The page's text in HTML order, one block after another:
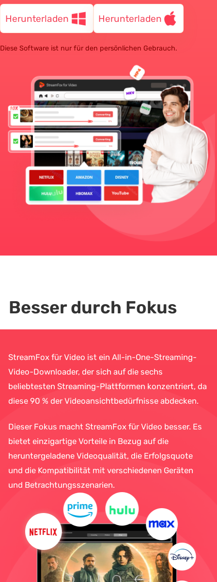
Herunterladen Herunterladen
Diese Software ist nur für den persönlichen Gebrauch.
Besser durch Fokus
StreamFox für Video ist ein All-in-One-Streaming-
Video-Downloader, der sich auf die sechs
beliebtesten Streaming-Plattformen konzentriert, da
diese 90 % der Videoansichtbedürfnisse abdecken.
Dieser Fokus macht StreamFox für Video besser. Es
bietet einzigartige Vorteile in Bezug auf die
heruntergeladene Videoqualität, die Erfolgsquote
und die Kompatibilität mit verschiedenen Geräten
und Betrachtungsszenarien.